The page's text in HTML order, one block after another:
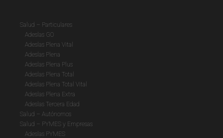
Salud – Particulares
Adeslas GO
Adeslas Plena Vital
Adeslas Plena
Adeslas Plena Plus
Adeslas Plena Total
Adeslas Plena Total Vital
Adeslas Plena Extra
Adeslas Tercera Edad
Salud – Autónomos
Salud – PYMES y Empresas
Adeslas PYMES